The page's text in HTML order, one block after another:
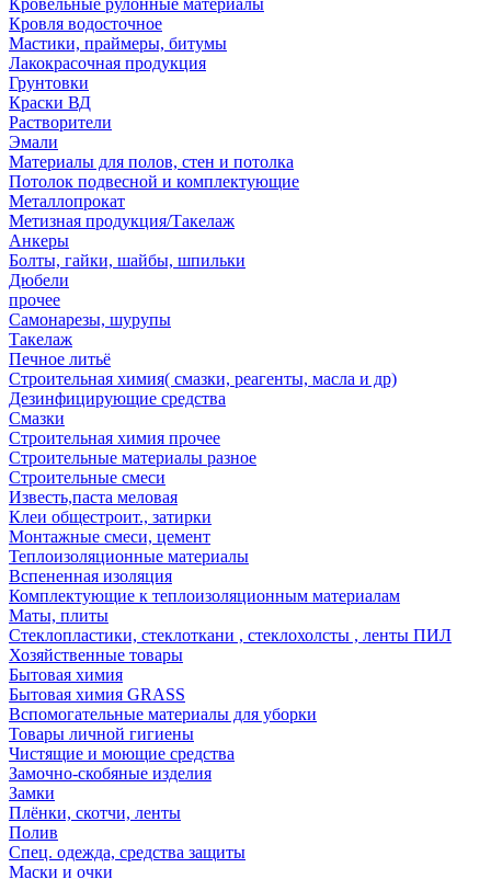
Кровельные рулонные материалы
Кровля водосточное
Мастики, праймеры, битумы
Лакокрасочная продукция
Грунтовки
Краски ВД
Растворители
Эмали
Материалы для полов, стен и потолка
Потолок подвесной и комплектующие
Металлопрокат
Метизная продукция/Такелаж
Анкеры
Болты, гайки, шайбы, шпильки
Дюбели
прочее
Самонарезы, шурупы
Такелаж
Печное литьё
Строительная химия( смазки, реагенты, масла и др)
Дезинфицирующие средства
Смазки
Строительная химия прочее
Строительные материалы разное
Строительные смеси
Известь,паста меловая
Клеи общестроит., затирки
Монтажные смеси, цемент
Теплоизоляционные материалы
Вспененная изоляция
Комплектующие к теплоизоляционным материалам
Маты, плиты
Стеклопластики, стеклоткани , стеклохолсты , ленты ПИЛ
Хозяйственные товары
Бытовая химия
Бытовая химия GRASS
Вспомогательные материалы для уборки
Товары личной гигиены
Чистящие и моющие средства
Замочно-скобяные изделия
Замки
Плёнки, скотчи, ленты
Полив
Спец. одежда, средства защиты
Маски и очки